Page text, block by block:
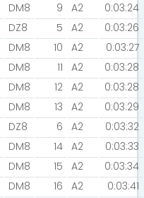
DM8 9 A2
0:03:24
DZ8 5 A2
0:03:26
DM8 10 A2
0:03:27
DM8 11 A2
0:03:28
DM8 12 A2
0:03:28
DM8 13 A2
0:03:29
DZ8 6 A2
0:03:32
DM8 14 A2
0:03:33
DM8 15 A2
0:03:34
DM8 16 A2
0:03:41